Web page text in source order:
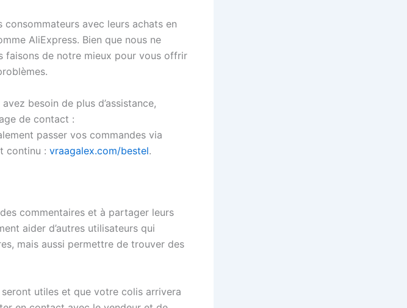
consommateurs avec leurs achats en
AliExpress. Bien que nous ne
faisons de notre mieux pour vous offrir
besoin de plus d’assistance,
de contact :
passer vos commandes via
continu : vraagalex.com/bestel.
commentaires et à partager leurs
aider d’autres utilisateurs qui
mais aussi permettre de trouver des
utiles et que votre colis arrivera